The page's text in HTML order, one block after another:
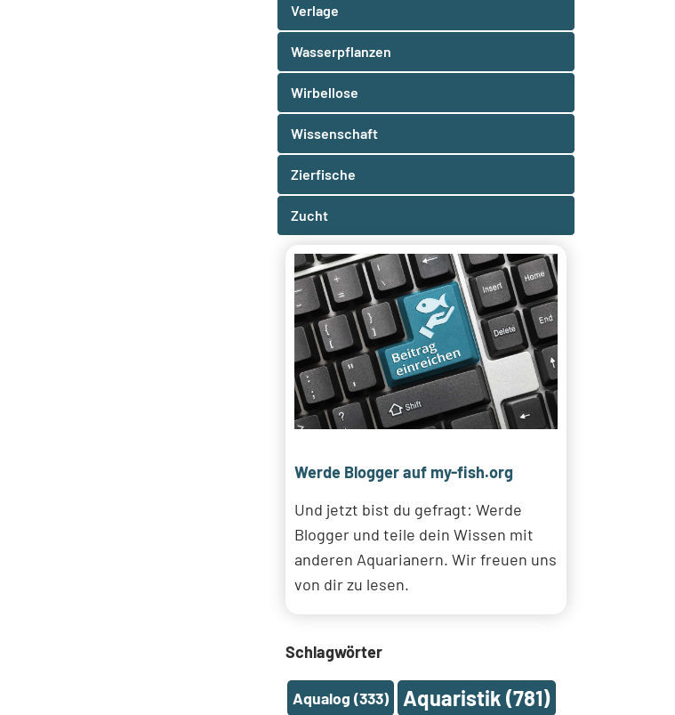
Verlage
Wasserpflanzen
Wirbellose
Wissenschaft
Zierfische
Zucht
Werde Blogger auf my-fish.org
Und jetzt bist du gefragt: Werde
Blogger und teile dein Wissen mit
anderen Aquarianern. Wir freuen uns
von dir zu lesen.
Schlagwörter
Aqualog (333) Aquaristik (781)